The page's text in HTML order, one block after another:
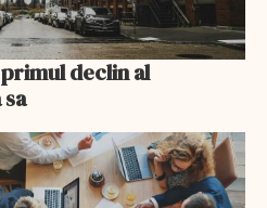
declin al